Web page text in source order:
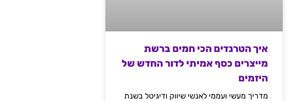
איך הטרנדים הכי חמים ברשת
מייצרים כסף אמיתי לדור החדש של
היזמים
מדריך מעשי ועממי לאנשי שיווק ודיגיטל בשנת